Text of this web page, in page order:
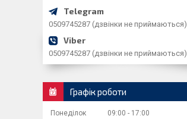
0509745287 (дзвінки не приймаються)
0509745287 (дзвінки не приймаються)
Графік роботи
Понеділок 09:00
17:00